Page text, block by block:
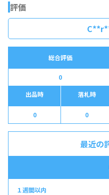
評価
総合評価
0
出品時
落札時
0 0
最近の